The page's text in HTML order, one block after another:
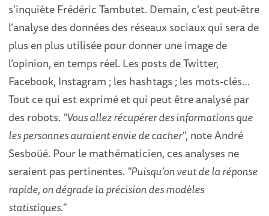
s’inquiète Frédéric Tambutet. Demain, c’est peut-être
l’analyse des données des réseaux sociaux qui sera de
plus en plus utilisée pour donner une image de
l’opinion, en temps réel. Les posts de Twitter,
Facebook, Instagram ; les hashtags ; les mots-clés…
Tout ce qui est exprimé et qui peut être analysé par
des robots. "Vous allez récupérer des informations que
les personnes auraient envie de cacher", note André
Sesboüé. Pour le mathématicien, ces analyses ne
seraient pas pertinentes. "Puisqu’on veut de la réponse
rapide, on dégrade la précision des modèles
statistiques."